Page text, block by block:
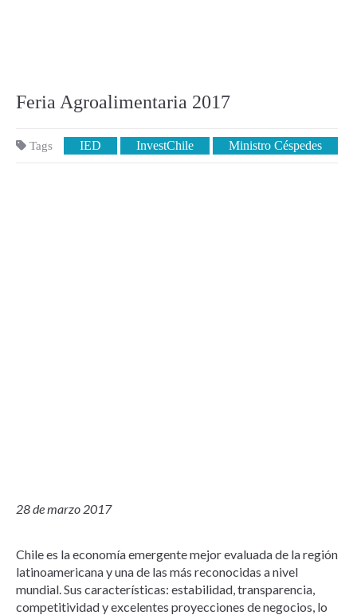
Feria Agroalimentaria 2017
Tags IED InvestChile Ministro Céspedes
28 de marzo 2017
Chile es la economía emergente mejor evaluada de la región
latinoamericana y una de las más reconocidas a nivel
mundial. Sus características: estabilidad, transparencia,
competitividad y excelentes proyecciones de negocios, lo